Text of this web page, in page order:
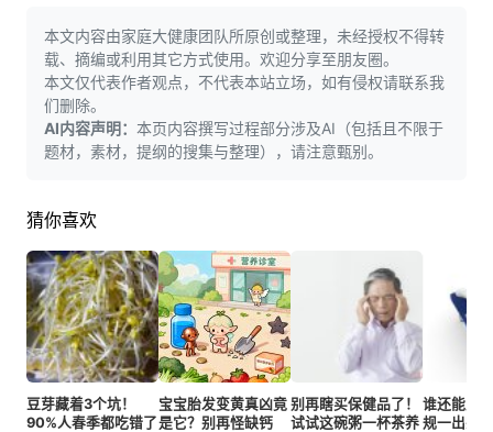
本文内容由家庭大健康团队所原创或整理，未经授权不得转
载、摘编或利用其它方式使用。欢迎分享至朋友圈。
本文仅代表作者观点，不代表本站立场，如有侵权请联系我
们删除。
AI内容声明： 本页内容撰写过程部分涉及AI（包括且不限于
题材，素材，提纲的搜集与整理），请注意甄别。
猜你喜欢
豆芽藏着3个坑！
90%人春季都吃错了
宝宝胎发变黄真凶竟
是它？别再怪缺钙
别再瞎买保健品了！
试试这碗粥一杯茶养
谁还能贴
规一出突